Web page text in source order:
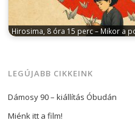
Hirosima, 8 óra 15 perc – Mikor a
LEGÚJABB CIKKEINK
Dámosy 90 – kiállítás Óbudán
Miénk itt a film!